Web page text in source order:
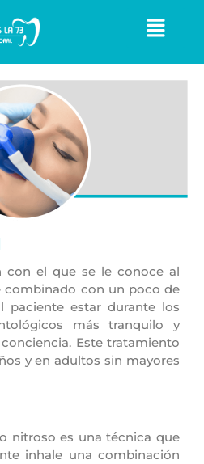
con el que se le conoce al
combinado con un poco de
paciente estar durante los
más tranquilo y
Este tratamiento
y en adultos sin mayores
nitroso es una técnica que
inhale una combinación